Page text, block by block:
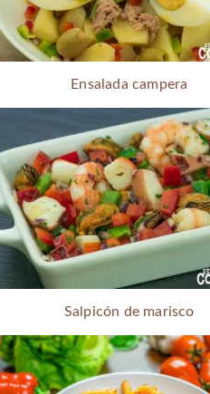
Ensalada campera
Salpicón de marisco